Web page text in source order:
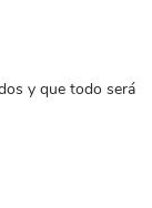
y que todo será